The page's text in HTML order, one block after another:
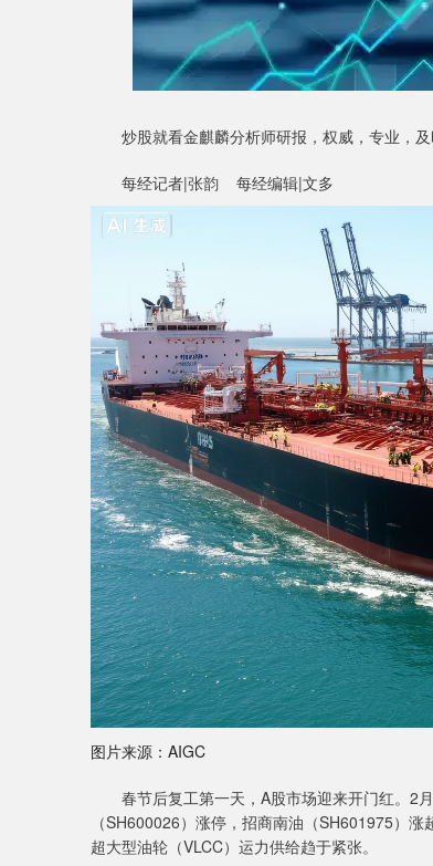
炒股就看金麒麟分析师研报，权威，专业，及
每经记者|张韵 每经编辑|文多
图片来源：AIGC
春节后复工第一天，A股市场迎来开门红。2
（SH600026）涨停，招商南油（SH601975）
超大型油轮（VLCC）运力供给趋于紧张。